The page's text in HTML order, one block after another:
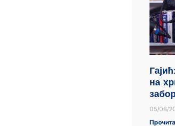
на
05/08/